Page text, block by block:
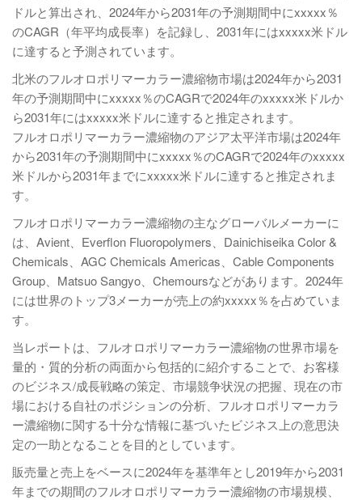
ドルと算出され、2024年から2031年の予測期間中にxxxxx％
のCAGR（年平均成長率）を記録し、2031年にはxxxxx米ドル
に達すると予測されています。
北米のフルオロポリマーカラー濃縮物市場は2024年から2031
年の予測期間中にxxxxx％のCAGRで2024年のxxxxx米ドルか
ら2031年にはxxxxx米ドルに達すると推定されます。
フルオロポリマーカラー濃縮物のアジア太平洋市場は2024年
から2031年の予測期間中にxxxxx％のCAGRで2024年のxxxxx
米ドルから2031年までにxxxxx米ドルに達すると推定されま
す。
フルオロポリマーカラー濃縮物の主なグローバルメーカーに
は、Avient、Everflon Fluoropolymers、Dainichiseika Color &
Chemicals、AGC Chemicals Americas、Cable Components
Group、Matsuo Sangyo、Chemoursなどがあります。2024年
には世界のトップ3メーカーが売上の約xxxxx％を占めていま
す。
当レポートは、フルオロポリマーカラー濃縮物の世界市場を
量的・質的分析の両面から包括的に紹介することで、お客様
のビジネス/成長戦略の策定、市場競争状況の把握、現在の市
場における自社のポジションの分析、フルオロポリマーカラ
ー濃縮物に関する十分な情報に基づいたビジネス上の意思決
定の一助となることを目的としています。
販売量と売上をベースに2024年を基準年とし2019年から2031
年までの期間のフルオロポリマーカラー濃縮物の市場規模、